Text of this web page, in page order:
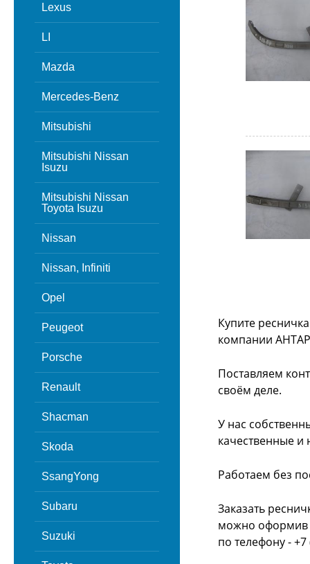
Lexus
LI
Mazda
Mercedes-Benz
Mitsubishi
Mitsubishi Nissan
Isuzu
Mitsubishi Nissan
Toyota Isuzu
Nissan
Nissan, Infiniti
Opel
Peugeot
Porsche
Renault
Shacman
Skoda
SsangYong
Subaru
Suzuki
Купите
компании
Поставляем
своём деле.
У нас
качественные и
Работаем без
Заказать
можно оформив
по телефону -